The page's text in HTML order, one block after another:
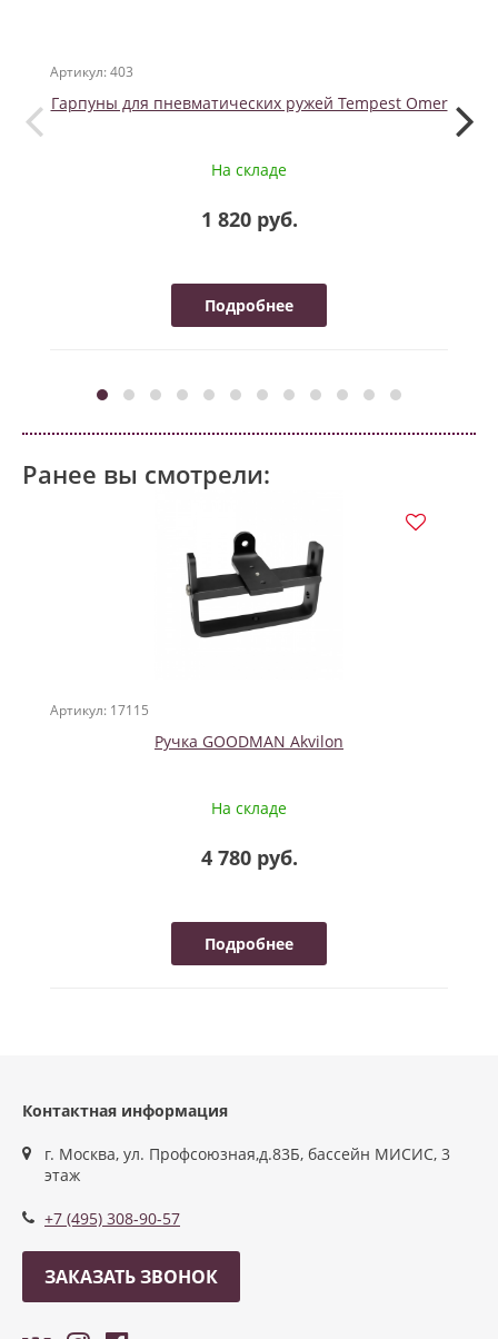
Артикул: 403
Гарпуны для пневматических ружей Tempest Omer
На складе
1 820 руб.
Подробнее
Ранее вы смотрели:
Артикул: 17115
Ручка GOODMAN Akvilon
На складе
4 780 руб.
Подробнее
Контактная информация
г. Москва, ул. Профсоюзная,д.83Б, бассейн МИСИС, 3
этаж
+7 (495) 308-90-57
ЗАКАЗАТЬ ЗВОНОК